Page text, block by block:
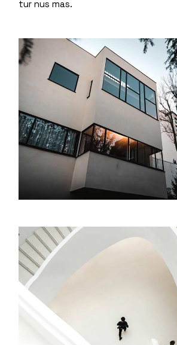
tur nus mas.